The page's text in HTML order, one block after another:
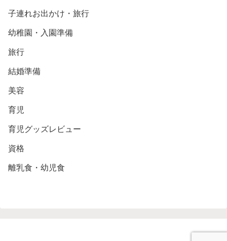
子連れお出かけ・旅行
幼稚園・入園準備
旅行
結婚準備
美容
育児
育児グッズレビュー
資格
離乳食・幼児食